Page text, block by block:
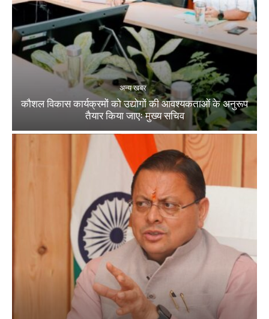
अन्य खबर
कौशल विकास कार्यक्रमों को उद्योगों की आवश्यकताओं के अनुरूप
तैयार किया जाएः मुख्य सचिव